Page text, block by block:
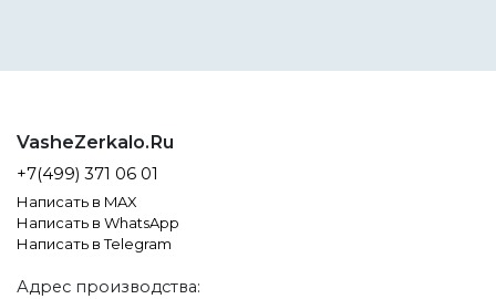
VasheZerkalo.Ru
+7(499) 371 06 01
Написать в MAX
Написать в WhatsApp
Написать в Telegram
Адрес производства: